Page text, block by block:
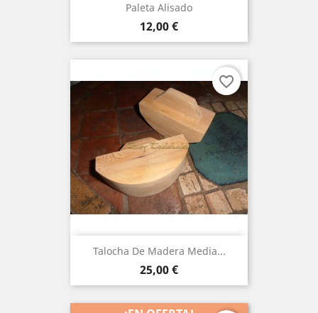
Paleta Alisado
Precio
12,00 €
Talocha De Madera Media...
Precio
25,00 €
favorite_border